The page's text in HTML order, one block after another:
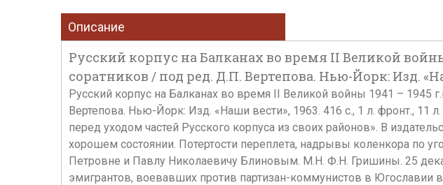
Описание
Русский корпус на Балканах во время II Великой
соратников / под ред. Д.П. Вертепова. Нью-Йорк: Изд.
Русский корпус на Балканах во время II Великой войны 1941 – 1945
Вертепова. Нью-Йорк: Изд. «Наши вести», 1963. 416 с., 1 л. фронт., 11
перед уходом частей Русского корпуса из своих районов». В
хорошем состоянии. Потертости переплета, надрывы коленкора по
Петровне и Павлу Николаевичу Блиновым. М.Н. Ф.Н. Гришины. 25
эмигрантов, воевавших против партизан-коммунистов в